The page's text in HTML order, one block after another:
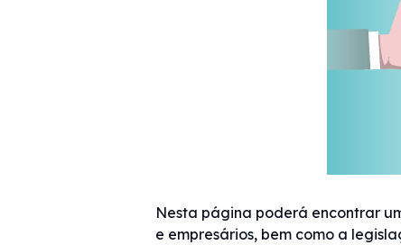
Nesta página poderá encontrar
e empresários, bem como a